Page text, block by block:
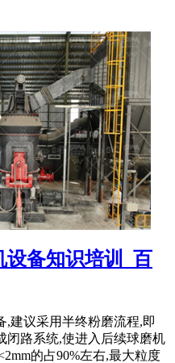
备知识培训_百
,建议采用半终粉磨流程,即
闭路系统,使进入后续球磨机
的占90%左右,最大粒度